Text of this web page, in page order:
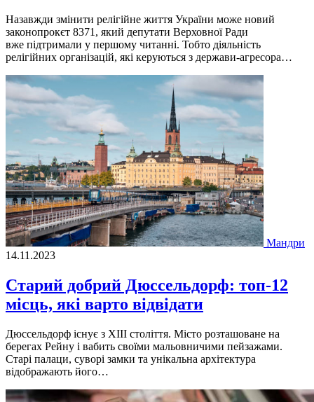
Назавжди змінити релігійне життя України може новий
законопрокєт 8371, який депутати Верховної Ради
вже підтримали у першому читанні. Тобто діяльність
релігійних організацій, які керуються з держави-агресора…
Мандри
14.11.2023
Старий добрий Дюссельдорф: топ-12
місць, які варто відвідати
Дюссельдорф існує з XIII століття. Місто розташоване на
берегах Рейну і вабить своїми мальовничими пейзажами.
Старі палаци, суворі замки та унікальна архітектура
відображають його…